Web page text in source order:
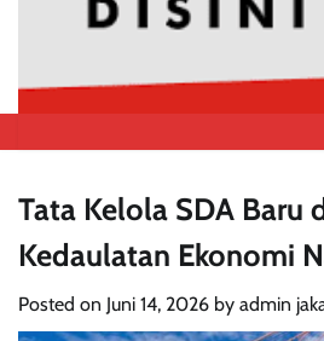
Tata Kelola SDA Baru
Kedaulatan Ekonomi
Posted on Juni 14, 2026 by admin